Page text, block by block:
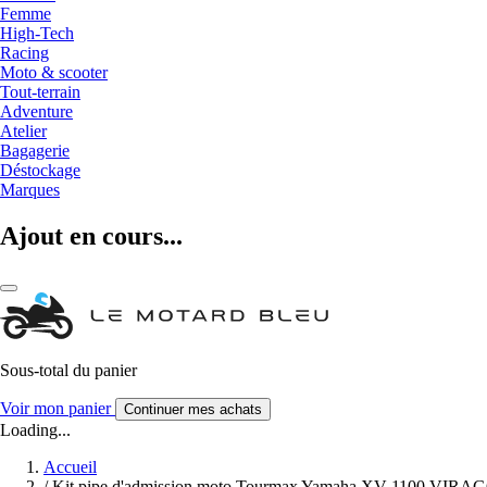
Femme
High-Tech
Racing
Moto & scooter
Tout-terrain
Adventure
Atelier
Bagagerie
Déstockage
Marques
Ajout en cours...
Sous-total du panier
Voir mon panier Continuer mes achats
Loading...
Accueil